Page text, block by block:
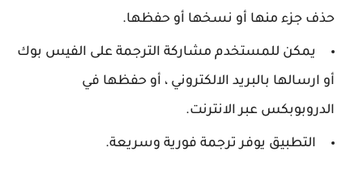
حذف جزء منها أو نسخها أو حفظها.
يمكن للمستخدم مشاركة الترجمة على الفيس بوك
أو ارسالها بالبريد الالكتروني ، أو حفظها في
الدروبوبكس عبر الانترنت.
التطبيق يوفر ترجمة فورية وسريعة.